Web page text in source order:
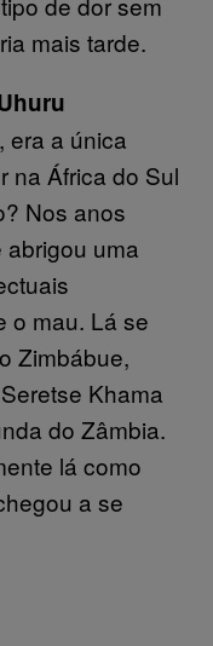
mais tarde.
era a única
na África do Sul
Nos anos
uma
o mau. Lá se
Zimbábue,
Khama
do Zâmbia.
lá como
a se